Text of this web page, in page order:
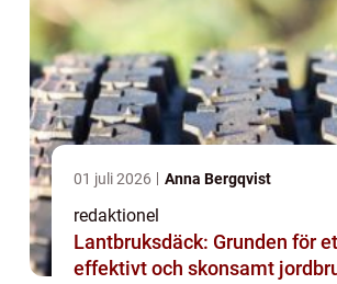
01 juli 2026 Anna Bergqvist
redaktionel
Lantbruksdäck: Grunden för
effektivt och skonsamt